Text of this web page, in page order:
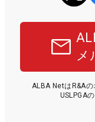
メ
ALBA NetはR&A
USLPGA